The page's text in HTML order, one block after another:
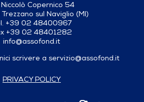
Copernico 54
sul Naviglio (MI)
+39 02 48400967
+39 02 48401282
info@assofond.it
scrivere a servizio@assofond.it
PRIVACY POLICY